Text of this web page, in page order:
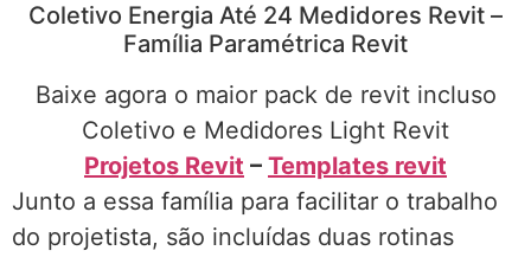
Coletivo Energia Até 24 Medidores Revit –
Família Paramétrica Revit
Baixe agora o maior pack de revit incluso
Coletivo e Medidores Light Revit
Projetos Revit – Templates revit
Junto a essa família para facilitar o trabalho
do projetista, são incluídas duas rotinas